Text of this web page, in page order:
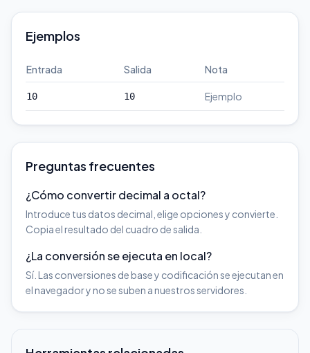
Ejemplos
Entrada Salida Nota
10 10 Ejemplo
Preguntas frecuentes
¿Cómo convertir decimal a octal?
Introduce tus datos decimal, elige opciones y convierte.
Copia el resultado del cuadro de salida.
¿La conversión se ejecuta en local?
Sí. Las conversiones de base y codificación se ejecutan en
el navegador y no se suben a nuestros servidores.